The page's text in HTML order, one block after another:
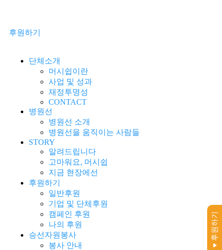
후원하기
단체소개
머시쉽이란
사업 및 성과
재정투명성
CONTACT
병원선
병원선 소개
병원선을 움직이는 사람들
STORY
알려드립니다
고마워요, 머시쉽
지금 현장에선
후원하기
일반후원
기업 및 단체후원
캠페인 후원
나의 후원
승선자원봉사
봉사 안내
♥ 후원하기